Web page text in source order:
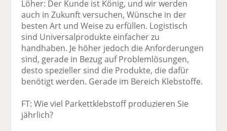
Löher: Der Kunde ist König, und wir werden
auch in Zukunft versuchen, Wünsche in der
besten Art und Weise zu erfüllen. Logistisch
sind Universalprodukte einfacher zu
handhaben. Je höher jedoch die Anforderungen
sind, gerade in Bezug auf Problemlösungen,
desto spezieller sind die Produkte, die dafür
benötigt werden. Gerade im Bereich Klebstoffe.
FT: Wie viel Parkettklebstoff produzieren Sie
jährlich?